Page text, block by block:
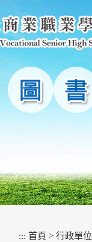
::: 首頁 > 行政單位